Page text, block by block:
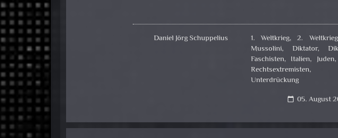
Daniel Jörg Schuppelius 1. Weltkrieg,2. Weltkrieg
Mussolini, Diktator,
Faschisten, Italien, Juden
Rechtsextremisten
Unterdrückung
calendar_today 05. August